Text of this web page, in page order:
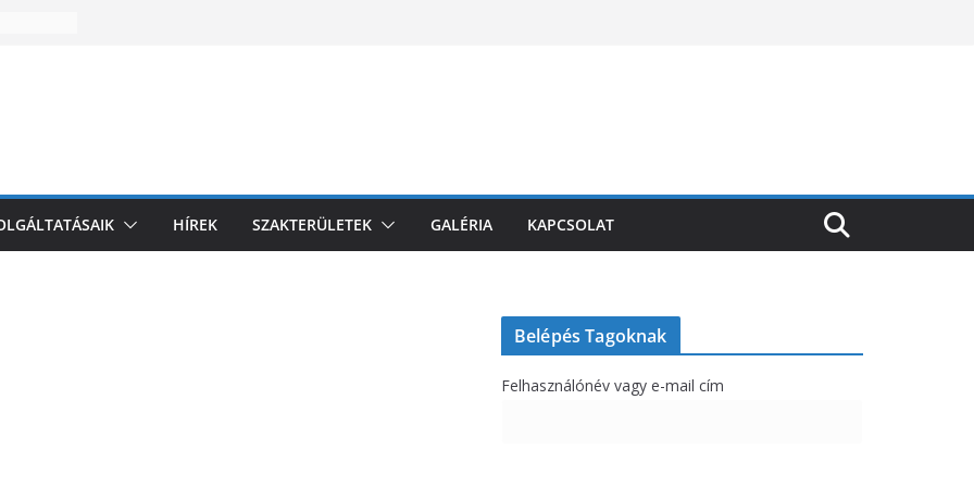
EU-
HÍREK SZAKTERÜLETEK GALÉRIA KAPCSOLAT
Belépés Tagoknak
Felhasználónév vagy e-mail cím